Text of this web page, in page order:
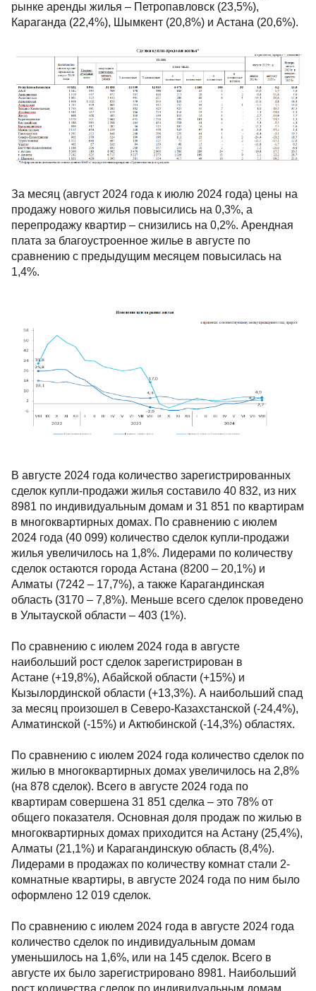
рынке аренды жилья – Петропавловск (23,5%),
Караганда (22,4%), Шымкент (20,8%) и Астана (20,6%).
За месяц (август 2024 года к июлю 2024 года) цены на
продажу нового жилья повысились на 0,3%, а
перепродажу квартир – снизились на 0,2%. Арендная
плата за благоустроенное жилье в августе по
сравнению с предыдущим месяцем повысилась на
1,4%.
В августе 2024 года количество зарегистрированных
сделок купли-продажи жилья составило 40 832, из них
8981 по индивидуальным домам и 31 851 по квартирам
в многоквартирных домах. По сравнению с июлем
2024 года (40 099) количество сделок купли-продажи
жилья увеличилось на 1,8%. Лидерами по количеству
сделок остаются города Астана (8200 – 20,1%) и
Алматы (7242 – 17,7%), а также Карагандинская
область (3170 – 7,8%). Меньше всего сделок проведено
в Улытауской области – 403 (1%).
По сравнению с июлем 2024 года в августе
наибольший рост сделок зарегистрирован в
Астане (+19,8%), Абайской области (+15%) и
Кызылординской области (+13,3%). А наибольший спад
за месяц произошел в Северо-Казахстанской (-24,4%),
Алматинской (-15%) и Актюбинской (-14,3%) областях.
По сравнению с июлем 2024 года количество сделок по
жилью в многоквартирных домах увеличилось на 2,8%
(на 878 сделок). Всего в августе 2024 года по
квартирам совершена 31 851 сделка – это 78% от
общего показателя. Основная доля продаж по жилью в
многоквартирных домах приходится на Астану (25,4%),
Алматы (21,1%) и Карагандинскую область (8,4%).
Лидерами в продажах по количеству комнат стали 2-
комнатные квартиры, в августе 2024 года по ним было
оформлено 12 019 сделок.
По сравнению с июлем 2024 года в августе 2024 года
количество сделок по индивидуальным домам
уменьшилось на 1,6%, или на 145 сделок. Всего в
августе их было зарегистрировано 8981. Наибольший
рост количества сделок по индивидуальным домам